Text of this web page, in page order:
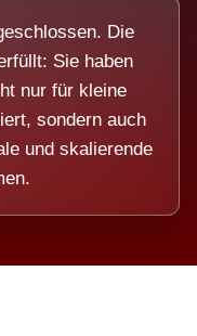
Die
Sie haben
nur für kleine
sondern auch
und skalierende